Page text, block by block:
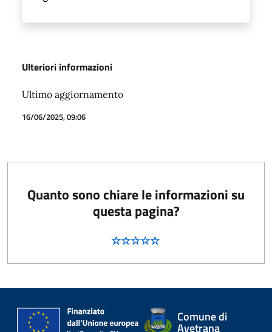
Ulteriori informazioni
Ultimo aggiornamento
16/06/2025, 09:06
Quanto sono chiare le informazioni su
questa pagina?
Comune di
Avetrana